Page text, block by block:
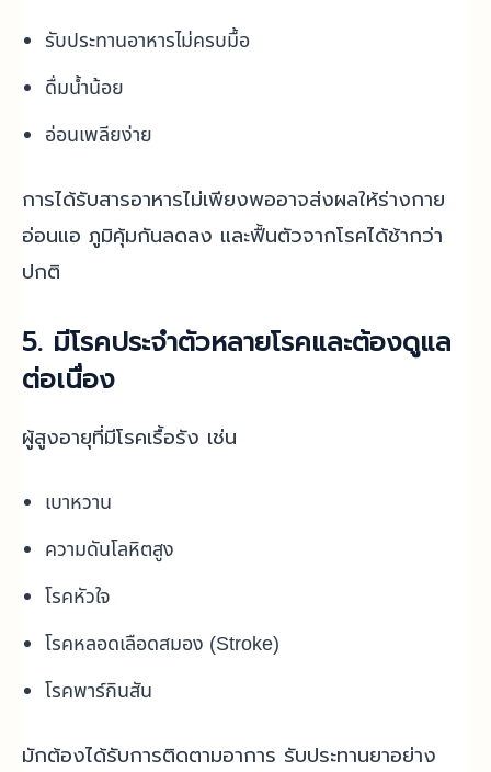
รับประทานอาหารไม่ครบมื้อ
ดื่มน้ำน้อย
อ่อนเพลียง่าย
การได้รับสารอาหารไม่เพียงพออาจส่งผลให้ร่างกาย
อ่อนแอ ภูมิคุ้มกันลดลง และฟื้นตัวจากโรคได้ช้ากว่า
ปกติ
5. มีโรคประจำตัวหลายโรคและต้องดูแล
ต่อเนื่อง
ผู้สูงอายุที่มีโรคเรื้อรัง เช่น
เบาหวาน
ความดันโลหิตสูง
โรคหัวใจ
โรคหลอดเลือดสมอง (Stroke)
โรคพาร์กินสัน
มักต้องได้รับการติดตามอาการ รับประทานยาอย่าง